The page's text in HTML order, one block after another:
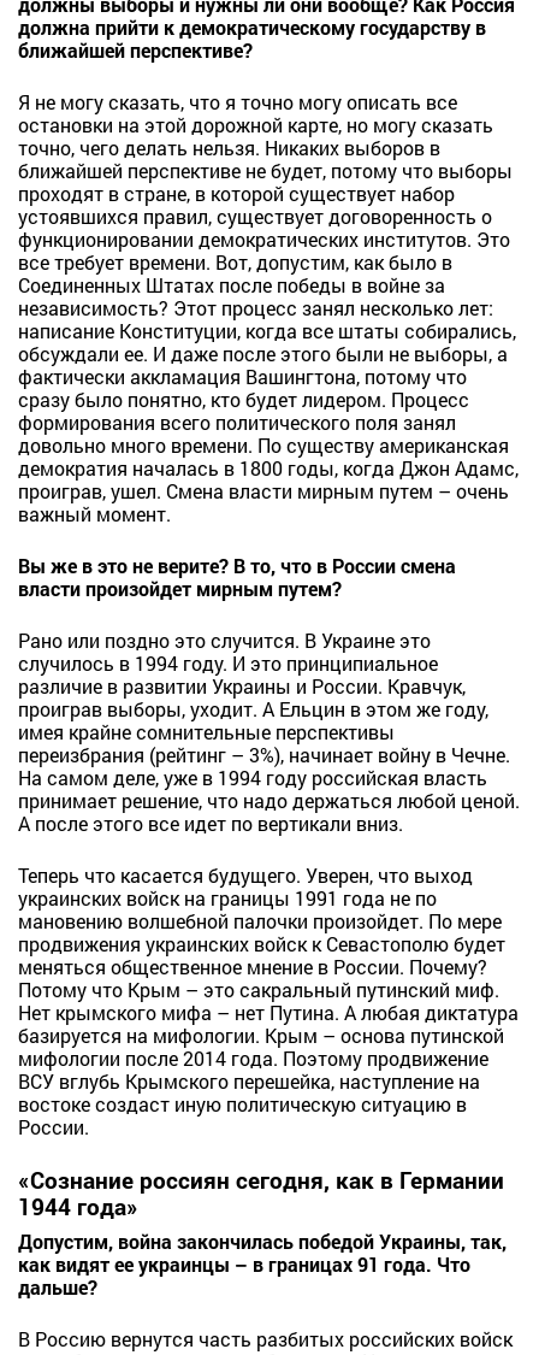
должна прийти к демократическому государству в
ближайшей перспективе?
Я не могу сказать, что я точно могу описать все
остановки на этой дорожной карте, но могу сказать
точно, чего делать нельзя. Никаких выборов в
ближайшей перспективе не будет, потому что выборы
проходят в стране, в которой существует набор
устоявшихся правил, существует договоренность о
функционировании демократических институтов. Это
все требует времени. Вот, допустим, как было в
Соединенных Штатах после победы в войне за
независимость? Этот процесс занял несколько лет:
написание Конституции, когда все штаты собирались,
обсуждали ее. И даже после этого были не выборы, а
фактически аккламация Вашингтона, потому что
сразу было понятно, кто будет лидером. Процесс
формирования всего политического поля занял
довольно много времени. По существу американская
демократия началась в 1800 годы, когда Джон Адамс,
проиграв, ушел. Смена власти мирным путем – очень
важный момент.
Вы же в это не верите? В то, что в России смена
власти произойдет мирным путем?
Рано или поздно это случится. В Украине это
случилось в 1994 году. И это принципиальное
различие в развитии Украины и России. Кравчук,
проиграв выборы, уходит. А Ельцин в этом же году,
имея крайне сомнительные перспективы
переизбрания (рейтинг – 3%), начинает войну в Чечне.
На самом деле, уже в 1994 году российская власть
принимает решение, что надо держаться любой ценой.
А после этого все идет по вертикали вниз.
Теперь что касается будущего. Уверен, что выход
украинских войск на границы 1991 года не по
мановению волшебной палочки произойдет. По мере
продвижения украинских войск к Севастополю будет
меняться общественное мнение в России. Почему?
Потому что Крым – это сакральный путинский миф.
Нет крымского мифа – нет Путина. А любая диктатура
базируется на мифологии. Крым – основа путинской
мифологии после 2014 года. Поэтому продвижение
ВСУ вглубь Крымского перешейка, наступление на
востоке создаст иную политическую ситуацию в
России.
«Сознание россиян сегодня, как в Германии
1944 года»
Допустим, война закончилась победой Украины, так,
как видят ее украинцы – в границах 91 года. Что
дальше?
В Россию вернутся часть разбитых российских войск